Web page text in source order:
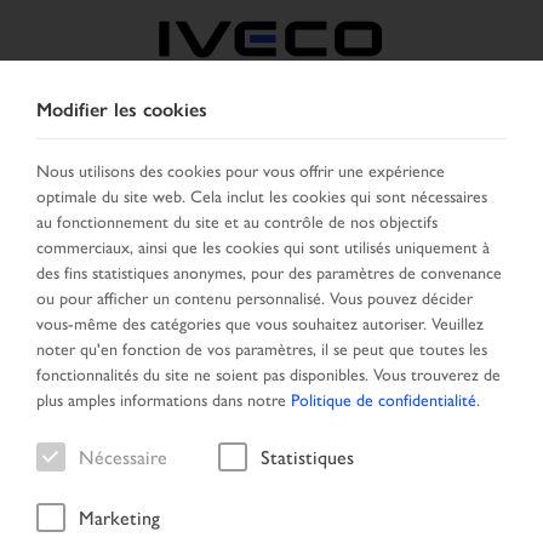
BELGIQUE
SELECTIONNER UN PAYS CHANGER DE LANGUE
Toggle
navigation
MENU
Partenaire local
Page daccueil Partenaire local
Modifier les cookies
Nous utilisons des cookies pour vous offrir une expérience
optimale du site web. Cela inclut les cookies qui sont nécessaires
au fonctionnement du site et au contrôle de nos objectifs
commerciaux, ainsi que les cookies qui sont utilisés uniquement à
des fins statistiques anonymes, pour des paramètres de convenance
ou pour afficher un contenu personnalisé. Vous pouvez décider
vous-même des catégories que vous souhaitez autoriser. Veuillez
noter qu'en fonction de vos paramètres, il se peut que toutes les
fonctionnalités du site ne soient pas disponibles. Vous trouverez de
plus amples informations dans notre Politique de confidentialité.
Nécessaire Statistiques
Marketing